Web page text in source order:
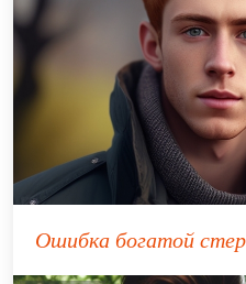
Ошибка богатой